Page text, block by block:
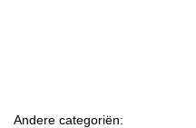
Andere categoriën: